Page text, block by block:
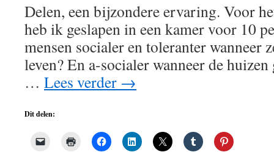
Delen, een bijzondere ervaring. Voor
heb ik geslapen in een kamer voor 10
mensen socialer en toleranter wanneer
leven? En a-socialer wanneer de
… Lees verder →
Dit delen: